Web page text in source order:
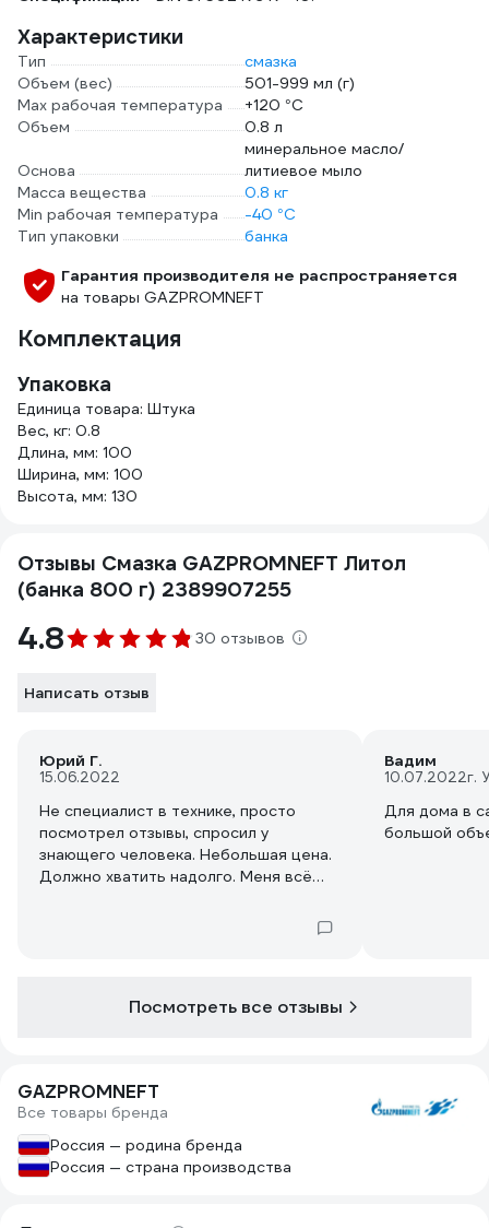
Характеристики
Тип
смазка
Объем (вес)
501-999 мл (г)
Max рабочая температура
+120 °С
Объем
0.8 л
Основа
минеральное масло/
литиевое мыло
Масса вещества
0.8 кг
Min рабочая температура
-40 °С
Тип упаковки
банка
Гарантия производителя не распространяется
на товары GAZPROMNEFT
Комплектация
Упаковка
Единица товара: Штука
Вес, кг: 0.8
Длина, мм: 100
Ширина, мм: 100
Высота, мм: 130
Отзывы Смазка GAZPROMNEFT Литол
(банка 800 г) 2389907255
4.8 30 отзывов
Написать отзыв
Юрий Г.
15.06.2022
Не специалист в технике, просто
посмотрел отзывы, спросил у
знающего человека. Небольшая цена.
Должно хватить надолго. Меня всё
Вадим
10.07.2022г.
Для дома в
большой
Посмотреть все отзывы
GAZPROMNEFT
Все товары бренда
Россия — родина бренда
Россия — страна производства